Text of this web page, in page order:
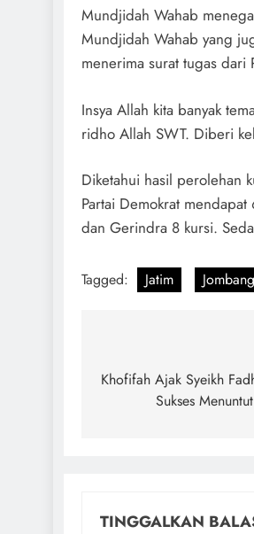
Mundjidah Wahab
Mundjidah Wahab yang
menerima surat tugas dari
Insya Allah kita banyak
ridho Allah SWT. Diberi
Diketahui hasil perolehan
Partai Demokrat
dan Gerindra 8 kursi.
Tagged: Jatim Jombang
pos
Khofifah Ajak Syeikh
Sukses
TINGGALKAN